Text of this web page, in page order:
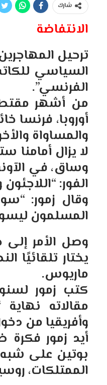
شارك
الانتفاضة
ترحيل
السياسي
الفرنسي”.
أوروبا، فرنسا
والمساواة
لا يزال
وساق، في
الفور:
وقال زمور:
المسلمون
وصل الأمر
يختار تلقائيًا
ماريوس.
مقالاته
وأفريقيا من
أيد زمور فكرة
بوتين على شبه
الممتلكات،